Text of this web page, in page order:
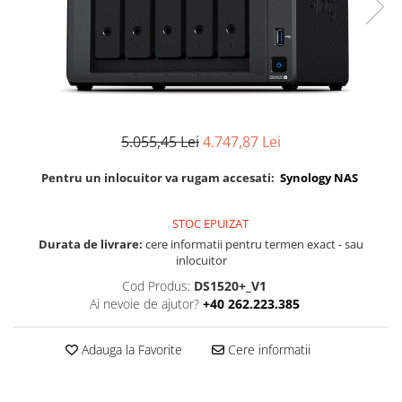
Smartphone IPhone
Mouse Pad
5.055,45 Lei4.747,87 Lei
Pentru un inlocuitor va rugam accesati: Synology NAS
STOC EPUIZAT
Durata de livrare: cere informatii pentru termen exact - sau
inlocuitor
Cod Produs: DS1520+_V1
Ai nevoie de ajutor? +40 262.223.385
Adauga la Favorite Cere informatii